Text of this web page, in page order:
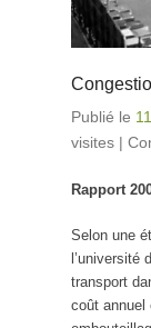
Publié le
visites |
Rapport
Selon une
l’université
transport
coût annuel